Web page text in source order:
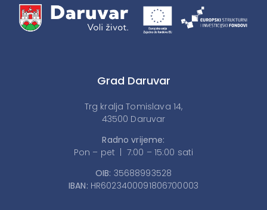
Grad Daruvar
Trg kralja Tomislava 14,
43500 Daruvar
Radno vrijeme:
Pon – pet | 7:00 – 15:00 sati
OIB: 35688993528
IBAN: HR6023400091806700003